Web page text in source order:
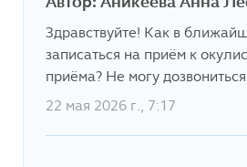
Здравствуйте! Как в
записаться на приём к
приёма? Не могу дозвониться
22 мая 2026 г., 7:17